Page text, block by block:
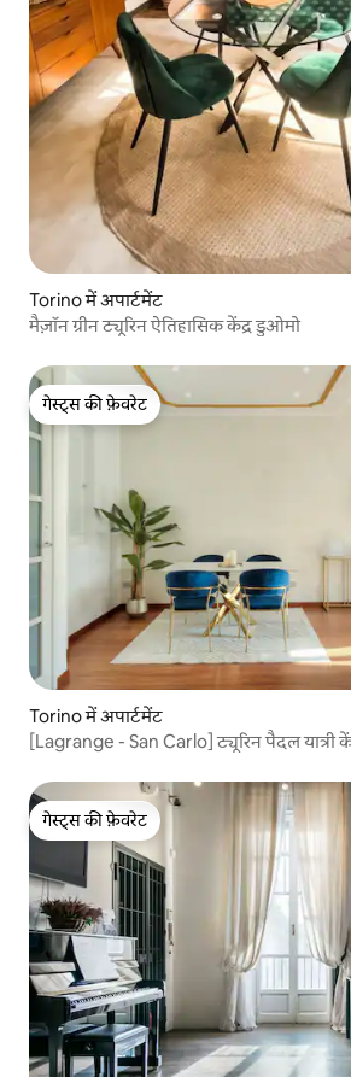
Torino में अपार्टमेंट
मैज़ॉन ग्रीन ट्यूरिन ऐतिहासिक केंद्र डुओमो
गेस्ट्स की फ़ेवरेट
गेस्ट्स की फ़ेवरेट
Torino में अपार्टमेंट
[Lagrange - San Carlo] ट्यूरिन पैदल यात्री
गेस्ट्स की फ़ेवरेट
गेस्ट्स की फ़ेवरेट